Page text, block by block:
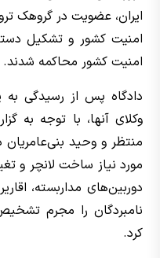
ایران، عضویت در گروهک
امنیت کشور و تشکیل
امنیت کشور محاکمه شدند.
دادگاه پس از رسیدگی به
وکلای آنها، با توجه به
منتظر و وحید
مورد نیاز ساخت لانچر و
دوربین‌های مداربسته،
نامبردگان را مجرم
کرد.